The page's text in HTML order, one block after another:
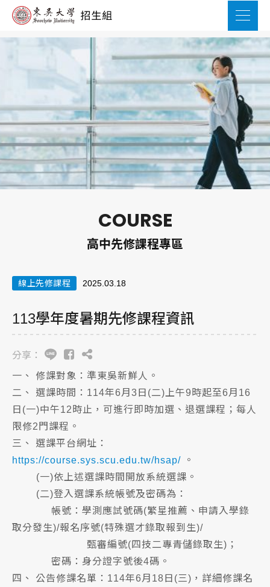
COURSE
高中先修課程專區
線上先修課程 2025.03.18
113學年度暑期先修課程資訊
分享：
一、 修課對象：準東吳新鮮人。
二、 選課時間：114年6月3日(二)上午9時起至6月16
日(一)中午12時止，可進行即時加選、退選課程；每人
限修2門課程。
三、 選課平台網址：
https://course.sys.scu.edu.tw/hsap/ 。
(一)依上述選課時間開放系統選課。
(二)登入選課系統帳號及密碼為：
帳號：學測應試號碼(繁星推薦、申請入學錄
取分發生)/報名序號(特殊選才錄取報到生)/
甄審編號(四技二專青儲錄取生)；
密碼：身分證字號後4碼。
四、 公告修課名單：114年6月18日(三)，詳細修課名